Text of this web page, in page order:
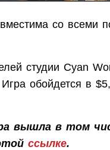
со всеми
студии Cyan
обойдется в
вышла в том
ссылке.